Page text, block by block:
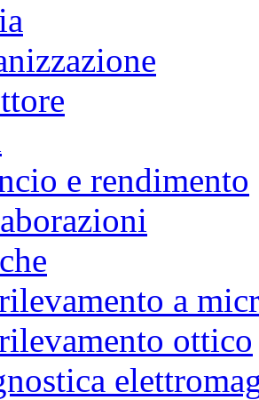
e rendimento
a
ottico